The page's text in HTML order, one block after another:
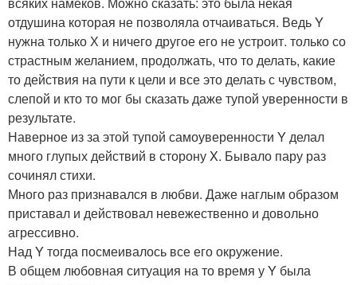
отдушина которая не позволяла отчаиваться. Ведь Y
нужна только Х и ничего другое его не устроит. только со
страстным желанием, продолжать, что то делать, какие
то действия на пути к цели и все это делать с чувством,
слепой и кто то мог бы сказать даже тупой уверенности в
результате.
Наверное из за этой тупой самоуверенности Y делал
много глупых действий в сторону X. Бывало пару раз
сочинял стихи.
Много раз признавался в любви. Даже наглым образом
приставал и действовал невежественно и довольно
агрессивно.
Над Y тогда посмеивалось все его окружение.
В общем любовная ситуация на то время у Y была